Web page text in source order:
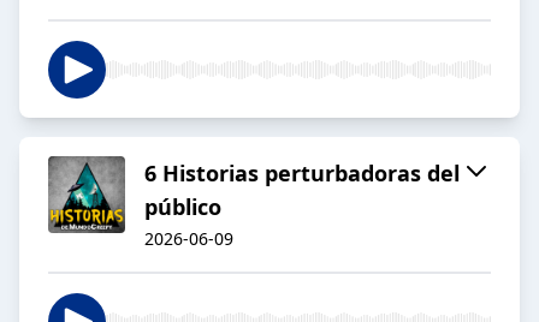
6 Historias perturbadoras del
público
2026-06-09